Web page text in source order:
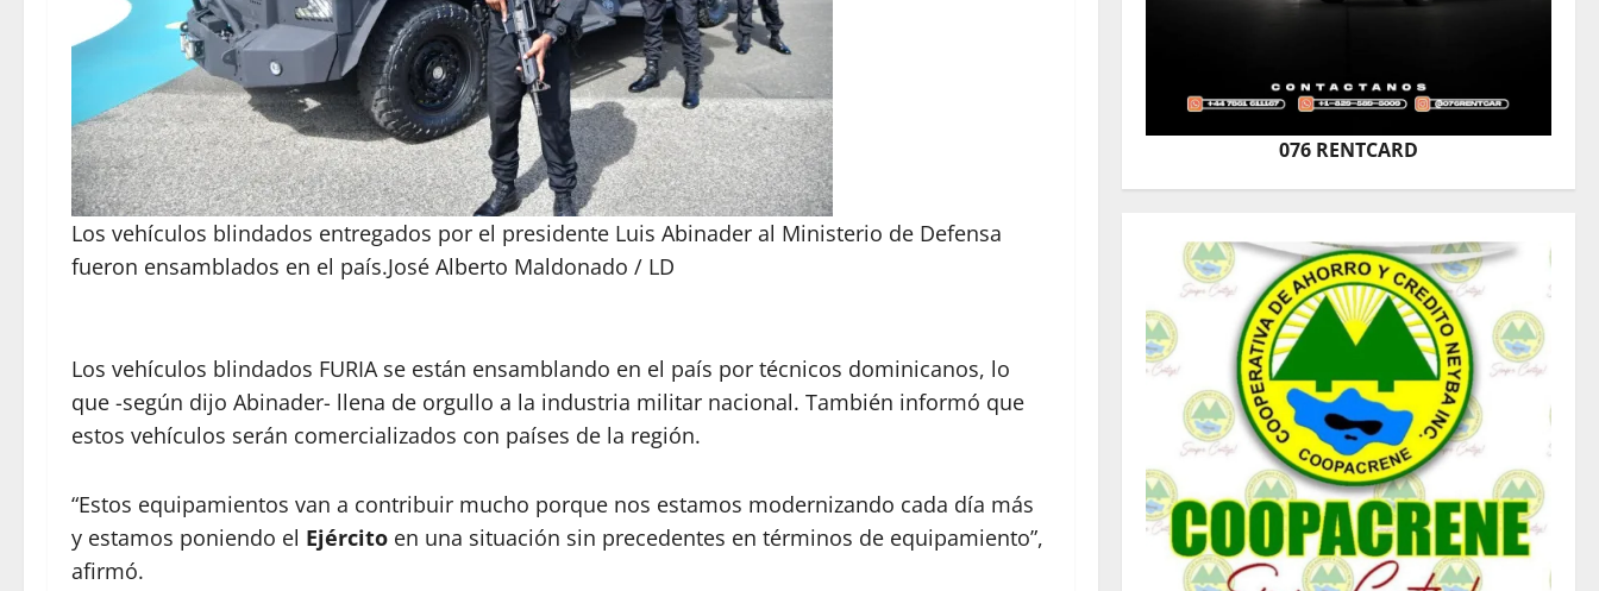
Los vehículos blindados entregados por el presidente Luis Abinader al Ministerio de Defensa
fueron ensamblados en el país.José Alberto Maldonado / LD
Los vehículos blindados FURIA se están ensamblando en el país por técnicos dominicanos, lo
que -según dijo Abinader- llena de orgullo a la industria militar nacional. También informó que
estos vehículos serán comercializados con países de la región.
“Estos equipamientos van a contribuir mucho porque nos estamos modernizando cada día más
y estamos poniendo el Ejército en una situación sin precedentes en términos de equipamiento”,
afirmó.
076 RENTCARD